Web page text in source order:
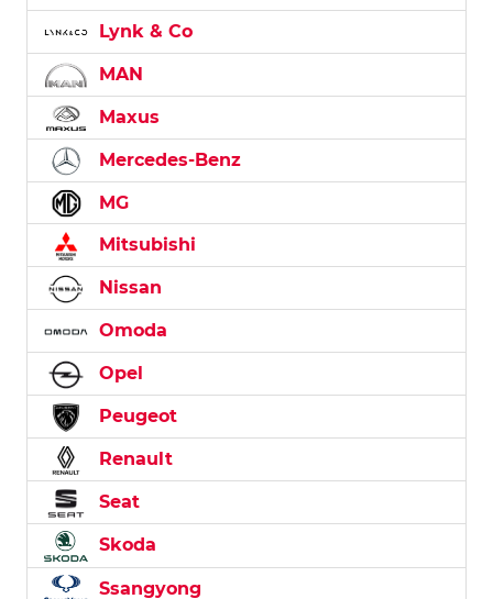
Lynk & Co
MAN
Maxus
Mercedes-Benz
MG
Mitsubishi
Nissan
Omoda
Opel
Peugeot
Renault
Seat
Skoda
Ssangyong